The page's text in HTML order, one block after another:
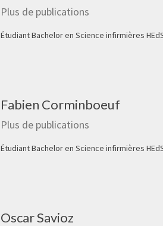
Plus de publications
Étudiant Bachelor en Science infirmières
Fabien Corminboeuf
Plus de publications
Étudiant Bachelor en Science infirmières
Oscar Savioz